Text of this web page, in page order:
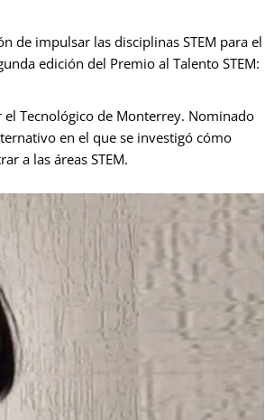
de impulsar las disciplinas STEM para el
edición del Premio al Talento STEM:
el Tecnológico de Monterrey. Nominado
en el que se investigó cómo
a las áreas STEM.